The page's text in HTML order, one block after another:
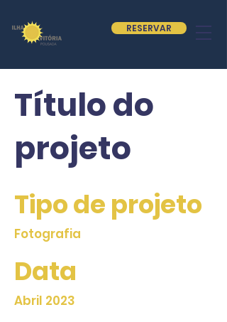
RESERVAR
Título do
projeto
Tipo de projeto
Fotografia
Data
Abril 2023